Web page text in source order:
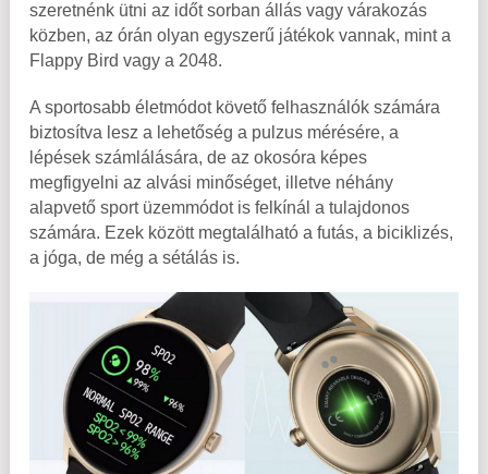
szeretnénk ütni az időt sorban állás vagy várakozás
közben, az órán olyan egyszerű játékok vannak, mint a
Flappy Bird vagy a 2048.
A sportosabb életmódot követő felhasználók számára
biztosítva lesz a lehetőség a pulzus mérésére, a
lépések számlálására, de az okosóra képes
megfigyelni az alvási minőséget, illetve néhány
alapvető sport üzemmódot is felkínál a tulajdonos
számára. Ezek között megtalálható a futás, a biciklizés,
a jóga, de még a sétálás is.